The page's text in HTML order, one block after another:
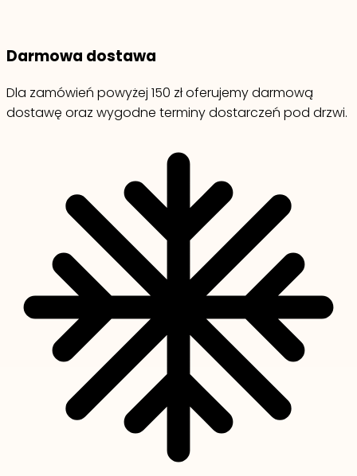
Darmowa dostawa
Dla zamówień powyżej 150 zł oferujemy darmową
dostawę oraz wygodne terminy dostarczeń pod drzwi.